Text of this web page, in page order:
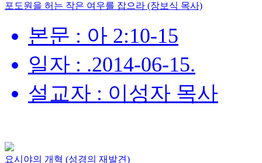
포도원을 허는 작은 여우를 잡으라 (장보식 목사)
본문 : 아 2:10-15
일자 : .2014-06-15.
설교자 : 이성자 목사
요시야의 개혁 (성경의 재발견)